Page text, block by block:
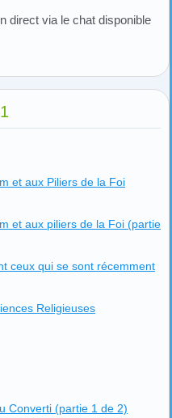
direct via le chat disponible
et aux Piliers de la Foi
et aux piliers de la Foi (partie
ceux qui se sont récemment
Religieuses
Converti (partie 1 de 2)